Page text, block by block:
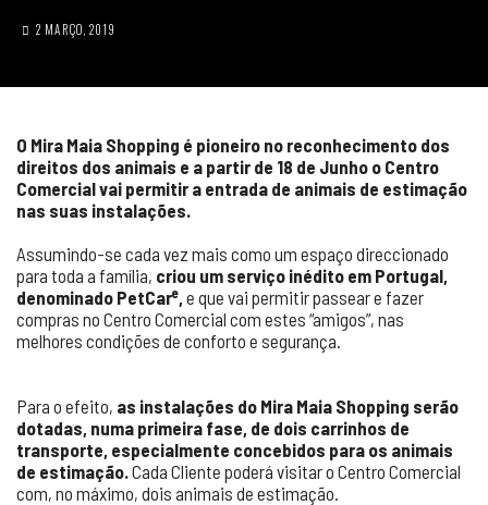
2 MARÇO, 2019
O Mira Maia Shopping é pioneiro no reconhecimento dos
direitos dos animais e a partir de 18 de Junho o Centro
Comercial vai permitir a entrada de animais de estimação
nas suas instalações.
Assumindo-se cada vez mais como um espaço direccionado
para toda a família, criou um serviço inédito em Portugal,
denominado PetCare,e que vai permitir passear e fazer
compras no Centro Comercial com estes “amigos”, nas
melhores condições de conforto e segurança.
Para o efeito, as instalações do Mira Maia Shopping serão
dotadas, numa primeira fase, de dois carrinhos de
transporte, especialmente concebidos para os animais
de estimação.Cada Cliente poderá visitar o Centro Comercial
com, no máximo, dois animais de estimação.